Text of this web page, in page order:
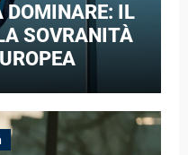
DOMINARE: IL
SOVRANITÀ